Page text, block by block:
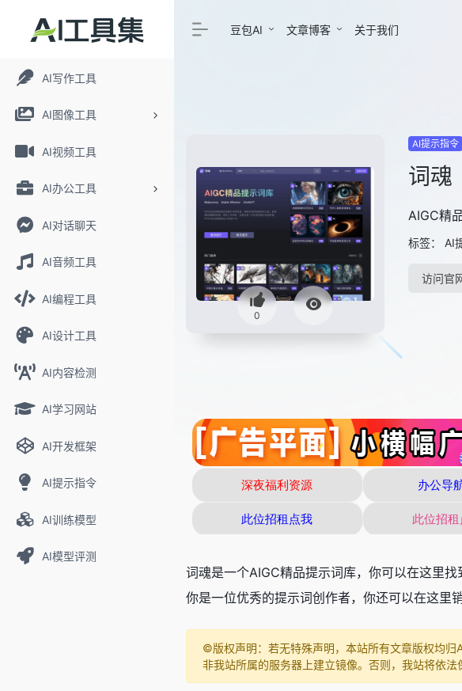
AI写作工具
AI图像工具
AI视频工具
AI办公工具
AI对话聊天
AI音频工具
AI编程工具
AI设计工具
AI内容检测
AI学习网站
AI开发框架
AI提示指令
AI训练模型
AI模型评测
豆包AI 文章博客 关于我们
0
AI提示指令
词魂
AIGC精
标签： AI
访问官
词魂是一个AIGC精品提示词库，你可以在这里
你是一位优秀的提示词创作者，你还可以在这里
©️版权声明：若无特殊声明，本站所有文章版权均
非我站所属的服务器上建立镜像。否则，我站将依法